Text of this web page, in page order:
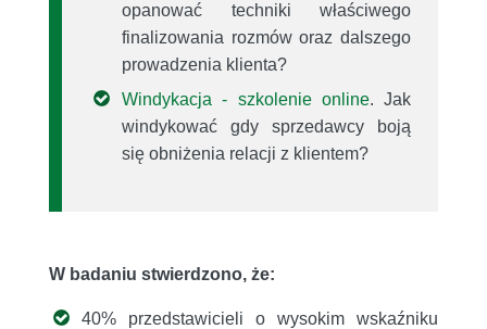
opanować techniki właściwego
finalizowania rozmów oraz dalszego
prowadzenia klienta?
Windykacja - szkolenie online. Jak
windykować gdy sprzedawcy boją
się obniżenia relacji z klientem?
W badaniu stwierdzono, że:
40% przedstawicieli o wysokim wskaźniku